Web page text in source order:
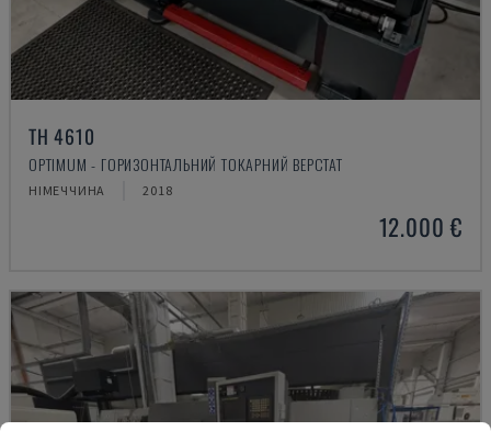
TH 4610
OPTIMUM - ГОРИЗОНТАЛЬНИЙ ТОКАРНИЙ ВЕРСТАТ
НІМЕЧЧИНА 2018
12.000 €